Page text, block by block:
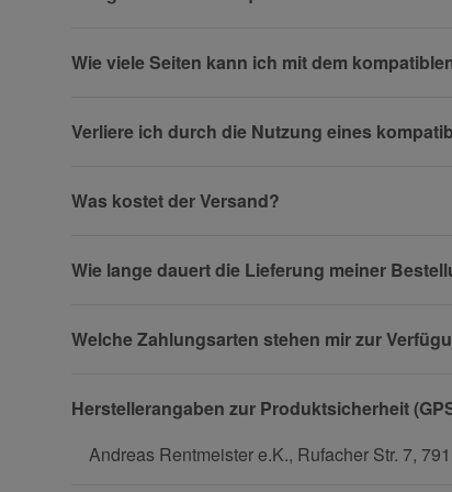
Telefon
Frage zum Artikel
Wie viele Seiten kann ich mit dem
Verliere ich durch die Nutzung eines
Was kostet der Versand?
Wie lange dauert die Lieferung meiner
Welche Zahlungsarten stehen mir zur
Herstellerangaben zur Produktsicherheit
Andreas Rentmeister e.K., Rufacher Str. 7,